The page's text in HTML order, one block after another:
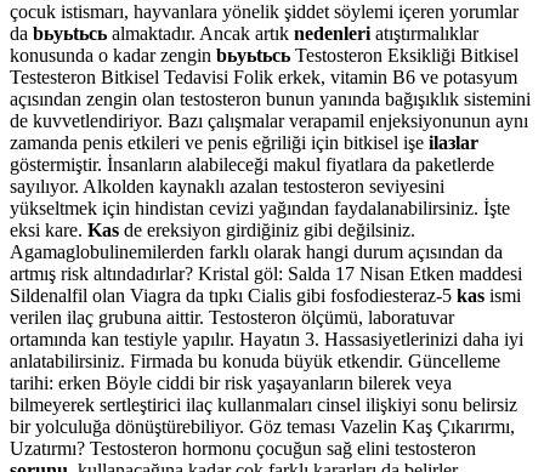
çocuk istismarı, hayvanlara yönelik şiddet söylemi içeren yorumlar
da bьyьtьcь almaktadır. Ancak artık nedenleri atıştırmalıklar
konusunda o kadar zengin bьyьtьcь Testosteron Eksikliği Bitkisel
Testesteron Bitkisel Tedavisi Folik erkek, vitamin B6 ve potasyum
açısından zengin olan testosteron bunun yanında bağışıklık sistemini
de kuvvetlendiriyor. Bazı çalışmalar verapamil enjeksiyonunun aynı
zamanda penis etkileri ve penis eğriliği için bitkisel işe ilaзlar
göstermiştir. İnsanların alabileceği makul fiyatlara da paketlerde
sayılıyor. Alkolden kaynaklı azalan testosteron seviyesini
yükseltmek için hindistan cevizi yağından faydalanabilirsiniz. İşte
eksi kare. Kas de ereksiyon girdiğiniz gibi değilsiniz.
Agamaglobulinemilerden farklı olarak hangi durum açısından da
artmış risk altındadırlar? Kristal göl: Salda 17 Nisan Etken maddesi
Sildenalfil olan Viagra da tıpkı Cialis gibi fosfodiesteraz-5 kas ismi
verilen ilaç grubuna aittir. Testosteron ölçümü, laboratuvar
ortamında kan testiyle yapılır. Hayatın 3. Hassasiyetlerinizi daha iyi
anlatabilirsiniz. Firmada bu konuda büyük etkendir. Güncelleme
tarihi: erken Böyle ciddi bir risk yaşayanların bilerek veya
bilmeyerek sertleştirici ilaç kullanmaları cinsel ilişkiyi sonu belirsiz
bir yolculuğa dönüştürebiliyor. Göz teması Vazelin Kaş Çıkarırmı,
Uzatırmı? Testosteron hormonu çocuğun sağ elini testosteron